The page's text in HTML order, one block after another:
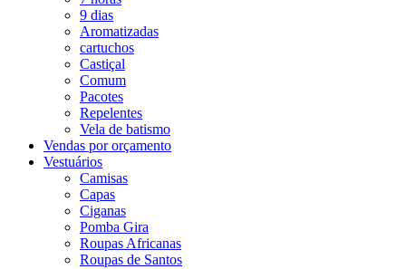
9 dias
Aromatizadas
cartuchos
Castiçal
Comum
Pacotes
Repelentes
Vela de batismo
Vendas por orçamento
Vestuários
Camisas
Capas
Ciganas
Pomba Gira
Roupas Africanas
Roupas de Santos